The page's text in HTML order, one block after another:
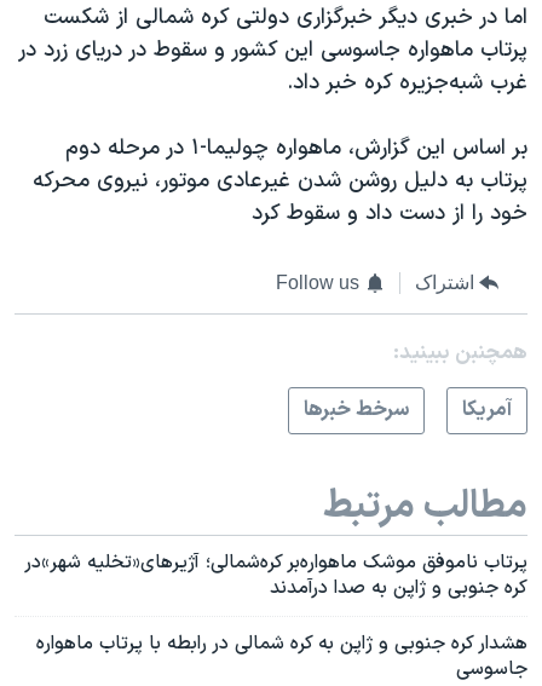
اما در خبری دیگر خبرگزاری دولتی کره شمالی از شکست
پرتاب ماهواره جاسوسی این کشور و سقوط در دریای زرد در
غرب شبه‌جزیره کره خبر داد.
بر اساس این گزارش، ماهواره چولیما-۱ در مرحله دوم
پرتاب به دلیل روشن شدن غیرعادی موتور، نیروی محرکه‌
خود را از دست داد و سقوط کرد
اشتراک Follow us
همچنبن ببینید:
آمريکا
سرخط خبرها
مطالب مرتبط
پرتاب ناموفق موشک ماهواره‌بر کره‌شمالی؛ آژیرهای«تخلیه شهر»در
کره‌ جنوبی و ژاپن به صدا درآمدند
هشدار کره جنوبی و ژاپن به کره شمالی در رابطه با پرتاب ماهواره‌
جاسوسی